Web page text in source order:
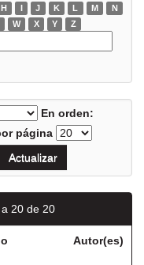
H I J K L M
N
W X Y Z
En orden:
página
20 de 20
Autor(es)